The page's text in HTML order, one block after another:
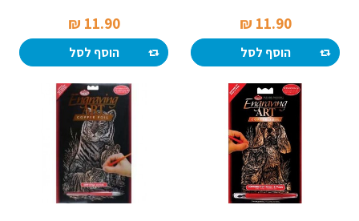
11.90 ₪‎
הוסף לסל
11.90 ₪‎
הוסף לסל